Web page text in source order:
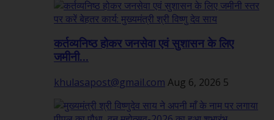
कर्तव्यनिष्ठ होकर जनसेवा एवं सुशासन के लिए
जमीनी...
khulasapost@gmail.com Aug 6, 2026 5